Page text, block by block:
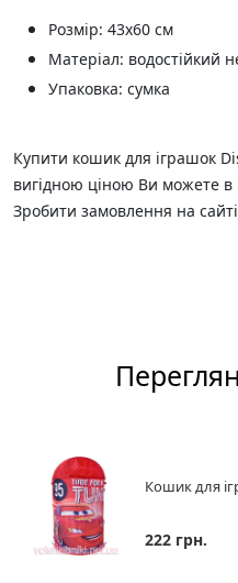
Розмір: 43х60 см
Матеріал: водостійкий
Упаковка: сумка
Купити кошик для іграшок
вигідною ціною Ви можете в
Зробити замовлення на
Кошик для
222 грн.